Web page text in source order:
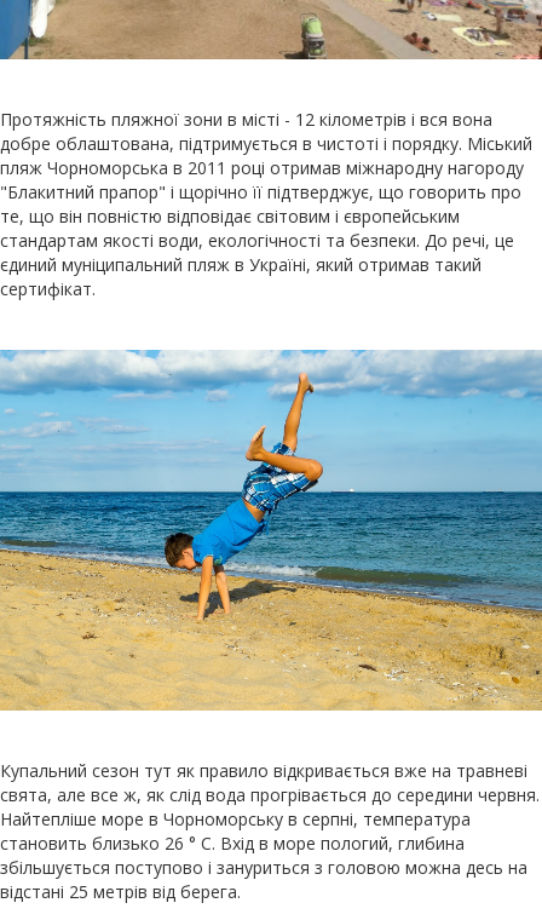
Протяжність пляжної зони в місті - 12 кілометрів і вся вона
добре облаштована, підтримується в чистоті і порядку. Міський
пляж Чорноморська в 2011 році отримав міжнародну нагороду
"Блакитний прапор" і щорічно її підтверджує, що говорить про
те, що він повністю відповідає світовим і європейським
стандартам якості води, екологічності та безпеки. До речі, це
єдиний муніципальний пляж в Україні, який отримав такий
сертифікат.
Купальний сезон тут як правило відкривається вже на травневі
свята, але все ж, як слід вода прогрівається до середини червня.
Найтепліше море в Чорноморську в серпні, температура
становить близько 26 ° C. Вхід в море пологий, глибина
збільшується поступово і зануриться з головою можна десь на
відстані 25 метрів від берега.